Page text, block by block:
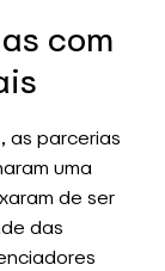
com
as parcerias
uma
de ser
das